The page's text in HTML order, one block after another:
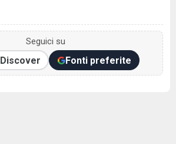
Seguici su
Discover Fonti preferite